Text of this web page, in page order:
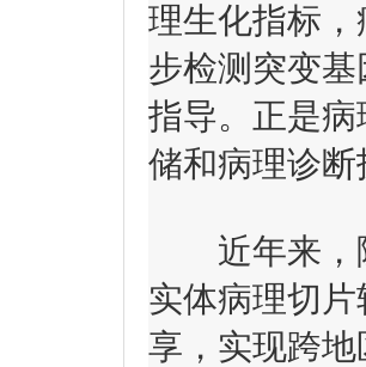
理生化指标
步检测突变
指导。正是
储和病理诊
近年来，随
实体病理切
享，实现跨